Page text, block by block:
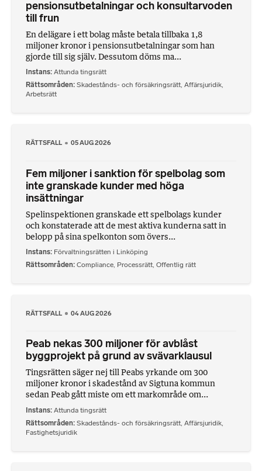
pensionsutbetalningar och konsultarvoden
till frun
En delägare i ett bolag måste betala tillbaka 1,8
miljoner kronor i pensionsutbetalningar som han
gjorde till sig själv. Dessutom döms ma...
Instans Attunda tingsrätt
Rättsområden Skadestånds- och försäkringsrätt, Affärsjuridik,
Arbetsrätt
RÄTTSFALL 05 AUG 2026
Fem miljoner i sanktion för spelbolag som
inte granskade kunder med höga
insättningar
Spelinspektionen granskade ett spelbolags kunder
och konstaterade att de mest aktiva kunderna satt in
belopp på sina spelkonton som övers...
Instans Förvaltningsrätten i Linköping
Rättsområden Compliance, Processrätt, Offentlig rätt
RÄTTSFALL 04 AUG 2026
Peab nekas 300 miljoner för avblåst
byggprojekt på grund av svävarklausul
Tingsrätten säger nej till Peabs yrkande om 300
miljoner kronor i skadestånd av Sigtuna kommun
sedan Peab gått miste om ett markområde om...
Instans Attunda tingsrätt
Rättsområden Skadestånds- och försäkringsrätt, Affärsjuridik,
Fastighetsjuridik